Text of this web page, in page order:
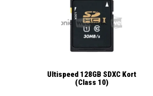
Ultispeed 128GB SDXC Kort
(Class 10)